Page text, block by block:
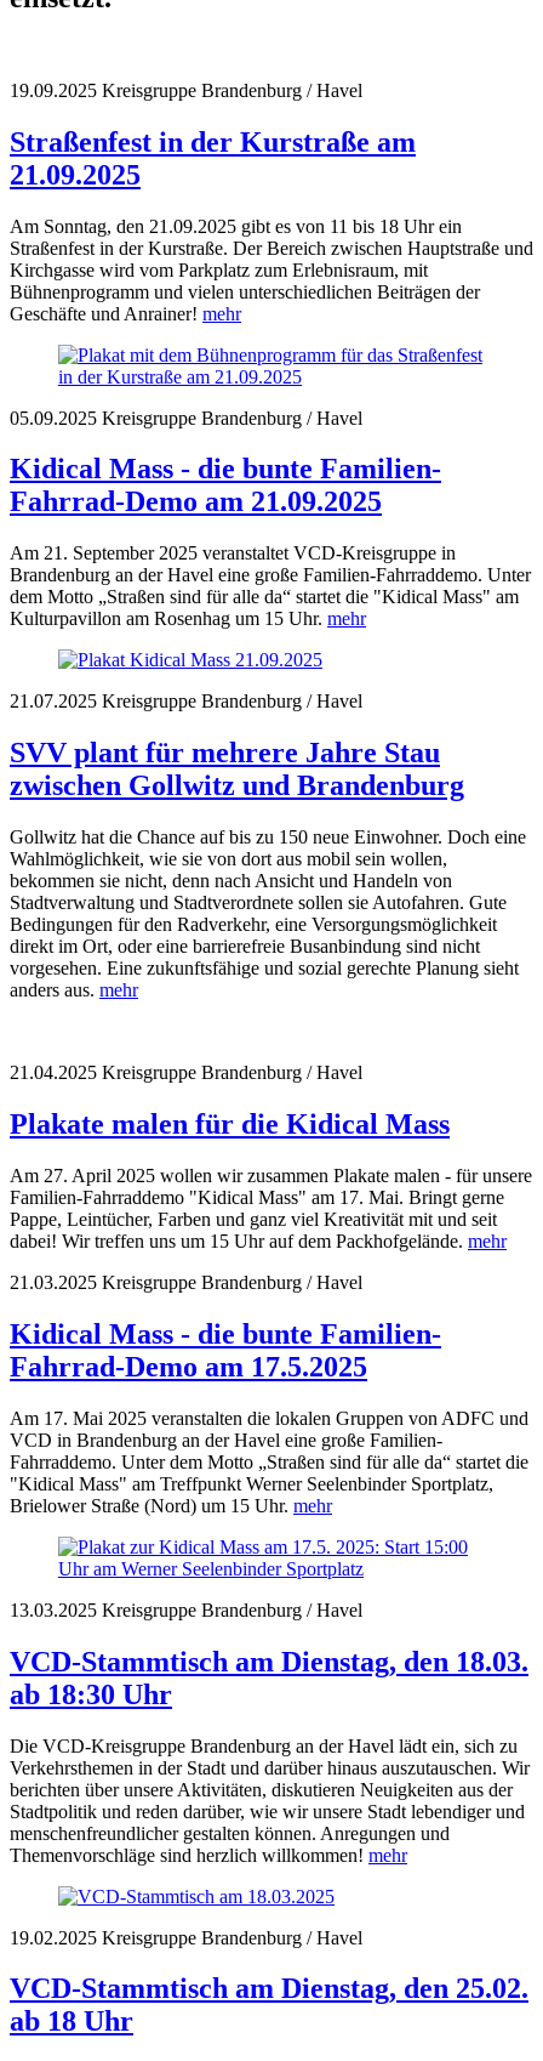
19.09.2025 Kreisgruppe Brandenburg / Havel
Straßenfest in der Kurstraße am
21.09.2025
Am Sonntag, den 21.09.2025 gibt es von 11 bis 18 Uhr ein
Straßenfest in der Kurstraße. Der Bereich zwischen Hauptstraße und
Kirchgasse wird vom Parkplatz zum Erlebnisraum, mit
Bühnenprogramm und vielen unterschiedlichen Beiträgen der
Geschäfte und Anrainer! mehr
05.09.2025 Kreisgruppe Brandenburg / Havel
Kidical Mass - die bunte Familien-
Fahrrad-Demo am 21.09.2025
Am 21. September 2025 veranstaltet VCD-Kreisgruppe in
Brandenburg an der Havel eine große Familien-Fahrraddemo. Unter
dem Motto „Straßen sind für alle da“ startet die "Kidical Mass" am
Kulturpavillon am Rosenhag um 15 Uhr. mehr
21.07.2025 Kreisgruppe Brandenburg / Havel
SVV plant für mehrere Jahre Stau
zwischen Gollwitz und Brandenburg
Gollwitz hat die Chance auf bis zu 150 neue Einwohner. Doch eine
Wahlmöglichkeit, wie sie von dort aus mobil sein wollen,
bekommen sie nicht, denn nach Ansicht und Handeln von
Stadtverwaltung und Stadtverordnete sollen sie Autofahren. Gute
Bedingungen für den Radverkehr, eine Versorgungsmöglichkeit
direkt im Ort, oder eine barrierefreie Busanbindung sind nicht
vorgesehen. Eine zukunftsfähige und sozial gerechte Planung sieht
anders aus. mehr
21.04.2025 Kreisgruppe Brandenburg / Havel
Plakate malen für die Kidical Mass
Am 27. April 2025 wollen wir zusammen Plakate malen - für unsere
Familien-Fahrraddemo "Kidical Mass" am 17. Mai. Bringt gerne
Pappe, Leintücher, Farben und ganz viel Kreativität mit und seit
dabei! Wir treffen uns um 15 Uhr auf dem Packhofgelände. mehr
21.03.2025 Kreisgruppe Brandenburg / Havel
Kidical Mass - die bunte Familien-
Fahrrad-Demo am 17.5.2025
Am 17. Mai 2025 veranstalten die lokalen Gruppen von ADFC und
VCD in Brandenburg an der Havel eine große Familien-
Fahrraddemo. Unter dem Motto „Straßen sind für alle da“ startet die
"Kidical Mass" am Treffpunkt Werner Seelenbinder Sportplatz,
Brielower Straße (Nord) um 15 Uhr. mehr
13.03.2025 Kreisgruppe Brandenburg / Havel
VCD-Stammtisch am Dienstag, den 18.03.
ab 18:30 Uhr
Die VCD-Kreisgruppe Brandenburg an der Havel lädt ein, sich zu
Verkehrsthemen in der Stadt und darüber hinaus auszutauschen. Wir
berichten über unsere Aktivitäten, diskutieren Neuigkeiten aus der
Stadtpolitik und reden darüber, wie wir unsere Stadt lebendiger und
menschenfreundlicher gestalten können. Anregungen und
Themenvorschläge sind herzlich willkommen! mehr
19.02.2025 Kreisgruppe Brandenburg / Havel
VCD-Stammtisch am Dienstag, den 25.02.
ab 18 Uhr